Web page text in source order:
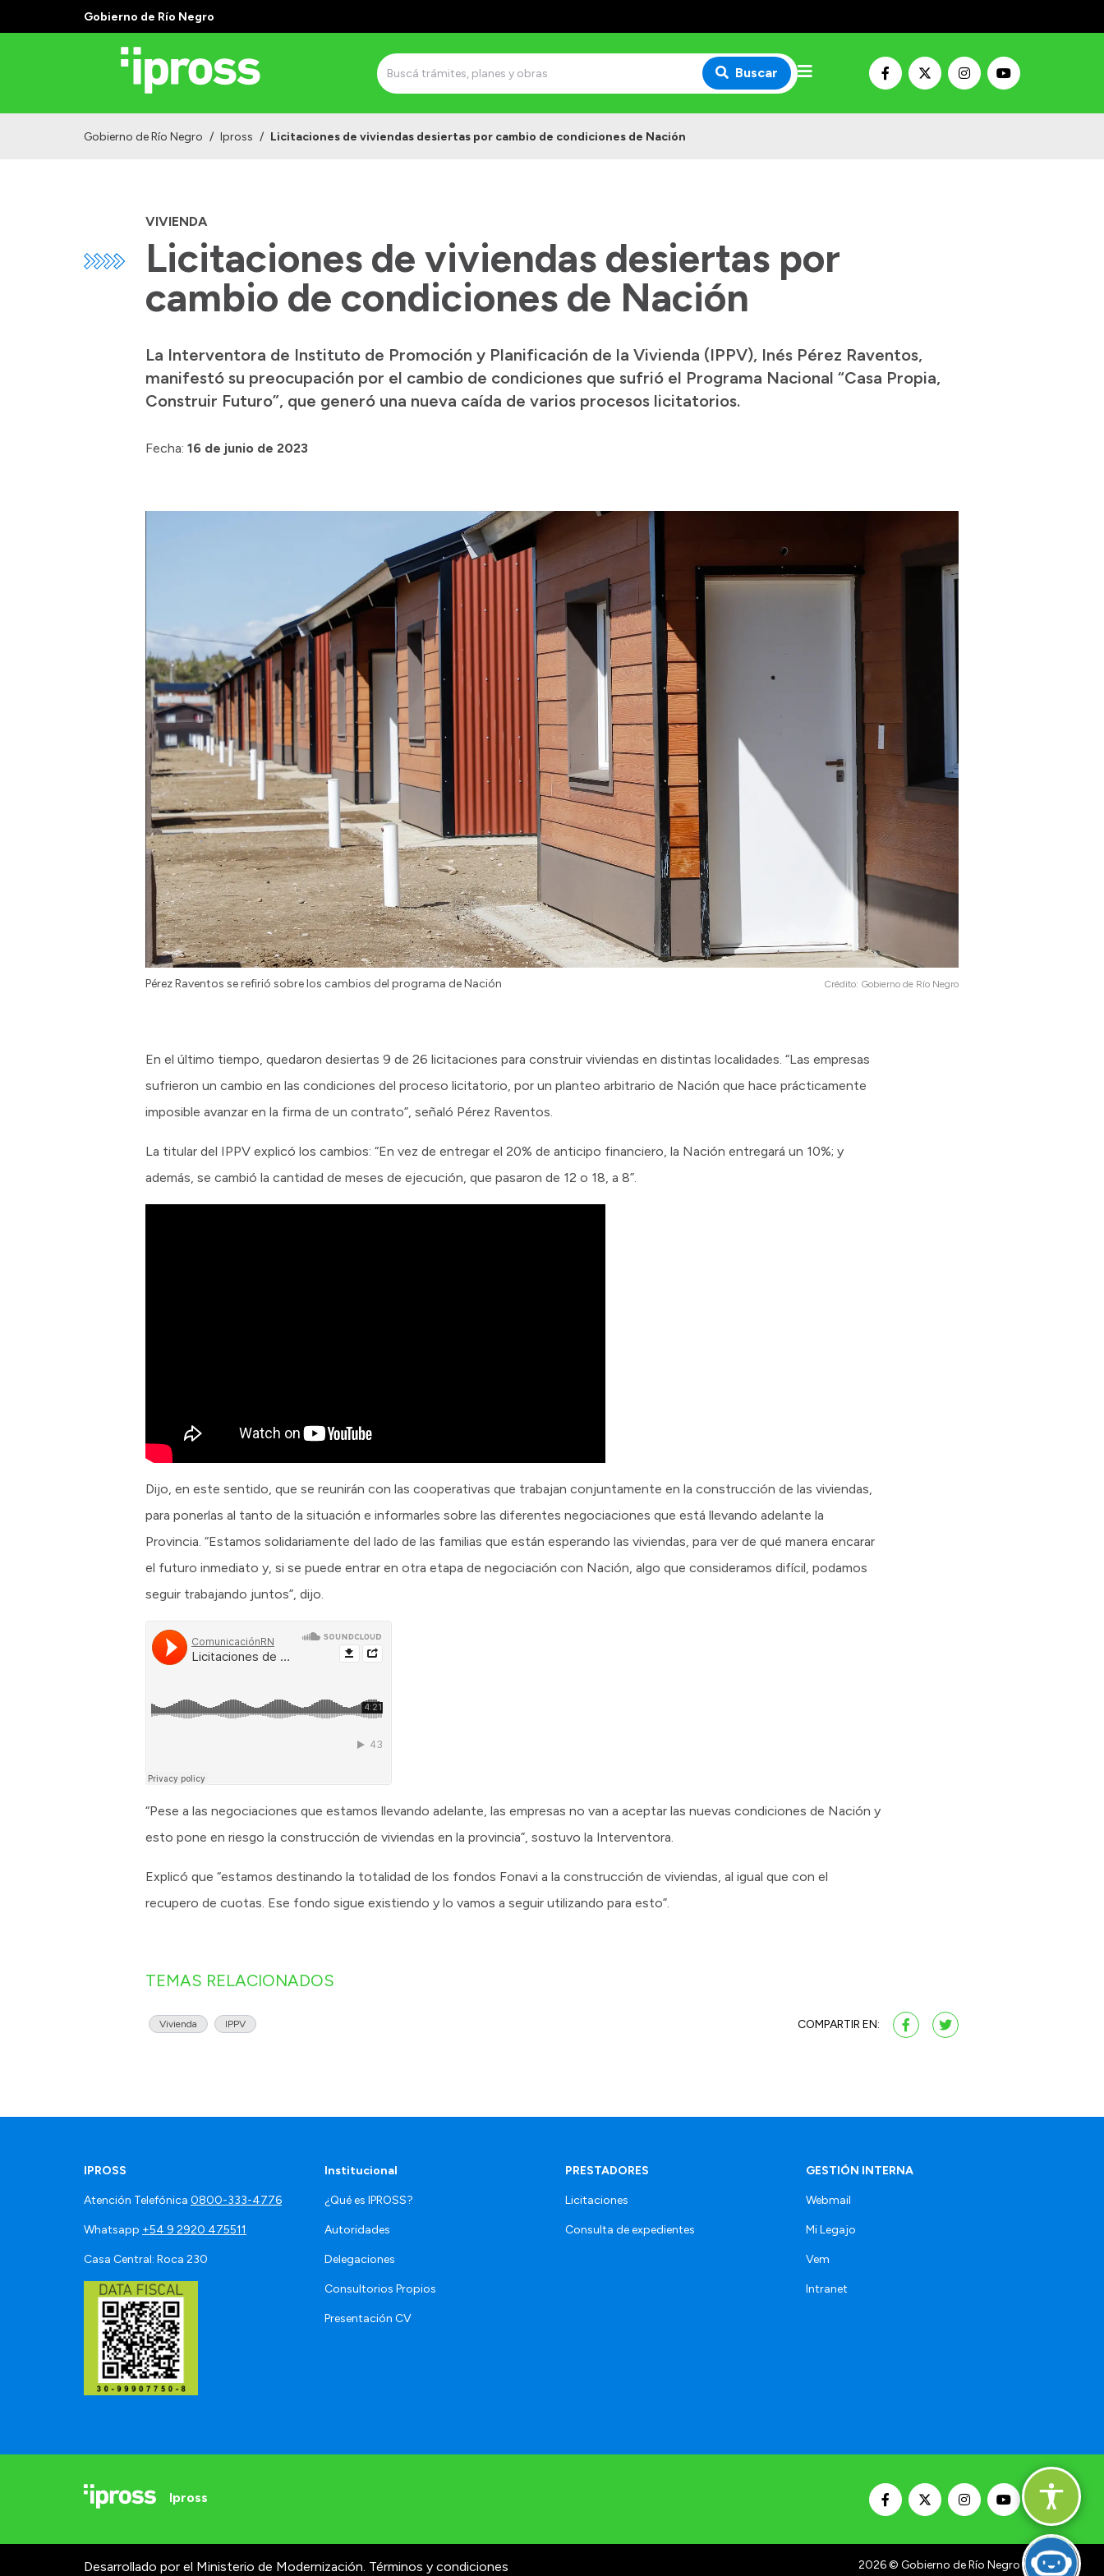
Gobierno de Río Negro
Buscar
Gobierno de Río Negro / Ipross / Licitaciones de viviendas desiertas por cambio de condiciones de Nación
VIVIENDA
Licitaciones de viviendas desiertas por
cambio de condiciones de Nación
La Interventora de Instituto de Promoción y Planificación de la Vivienda (IPPV), Inés Pérez Raventos,
manifestó su preocupación por el cambio de condiciones que sufrió el Programa Nacional “Casa Propia,
Construir Futuro”, que generó una nueva caída de varios procesos licitatorios.
Fecha: 16 de junio de 2023
Pérez Raventos se refirió sobre los cambios del programa de Nación Crédito: Gobierno de Río Negro
En el último tiempo, quedaron desiertas 9 de 26 licitaciones para construir viviendas en distintas localidades. “Las empresas
sufrieron un cambio en las condiciones del proceso licitatorio, por un planteo arbitrario de Nación que hace prácticamente
imposible avanzar en la firma de un contrato”, señaló Pérez Raventos.
La titular del IPPV explicó los cambios: “En vez de entregar el 20% de anticipo financiero, la Nación entregará un 10%; y
además, se cambió la cantidad de meses de ejecución, que pasaron de 12 o 18, a 8”.
Dijo, en este sentido, que se reunirán con las cooperativas que trabajan conjuntamente en la construcción de las viviendas,
para ponerlas al tanto de la situación e informarles sobre las diferentes negociaciones que está llevando adelante la
Provincia. “Estamos solidariamente del lado de las familias que están esperando las viviendas, para ver de qué manera encarar
el futuro inmediato y, si se puede entrar en otra etapa de negociación con Nación, algo que consideramos difícil, podamos
seguir trabajando juntos”, dijo.
“Pese a las negociaciones que estamos llevando adelante, las empresas no van a aceptar las nuevas condiciones de Nación y
esto pone en riesgo la construcción de viviendas en la provincia”, sostuvo la Interventora.
Explicó que “estamos destinando la totalidad de los fondos Fonavi a la construcción de viviendas, al igual que con el
recupero de cuotas. Ese fondo sigue existiendo y lo vamos a seguir utilizando para esto”.
TEMAS RELACIONADOS
Vivienda IPPV COMPARTIR EN:
IPROSS
Atención Telefónica 0800-333-4776
Whatsapp +54 9 2920 475511
Casa Central: Roca 230
Institucional
¿Qué es IPROSS?
Autoridades
Delegaciones
Consultorios Propios
Presentación CV
PRESTADORES
Licitaciones
Consulta de expedientes
GESTIÓN INTERNA
Webmail
Mi Legajo
Vem
Intranet
Ipross
Desarrollado por el Ministerio de Modernización. Términos y condiciones 2026© Gobierno de Río Negro